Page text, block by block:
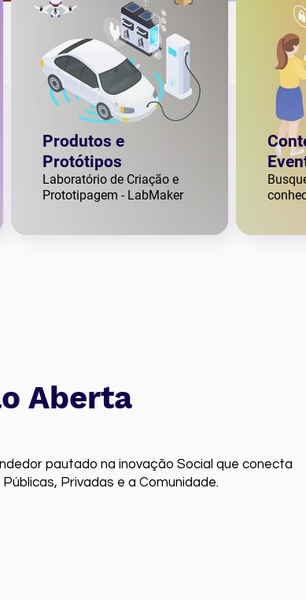
Produtos e
Protótipos
Laboratório de Criação e
Prototipagem - LabMaker
Aberta
pautado na inovação Social que conecta
Privadas e a Comunidade.